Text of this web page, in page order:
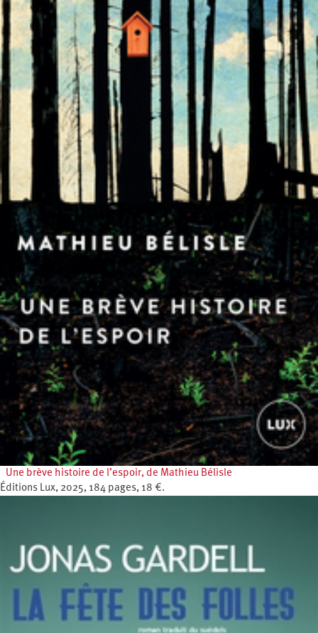
Une brève histoire de l’espoir, de Mathieu Bélisle
Éditions Lux, 2025, 184 pages, 18 €.